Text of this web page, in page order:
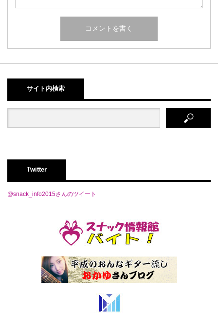
サイト内検索
Twitter
@snack_info2015さんのツイート